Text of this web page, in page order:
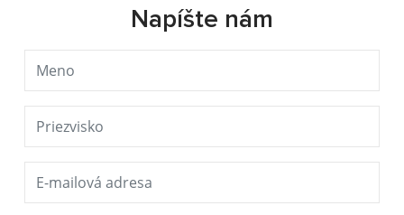
Napíšte nám